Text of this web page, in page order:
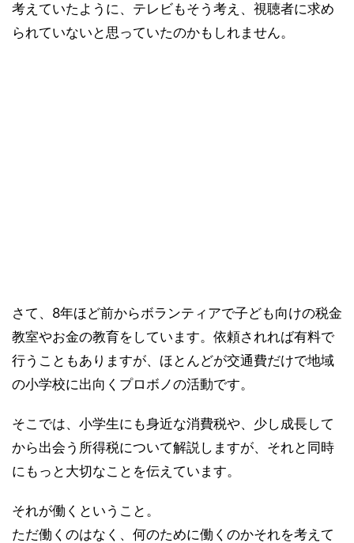
考えていたように、テレビもそう考え、視聴者に求め
られていないと思っていたのかもしれません。
さて、8年ほど前からボランティアで子ども向けの税金
教室やお金の教育をしています。依頼されれば有料で
行うこともありますが、ほとんどが交通費だけで地域
の小学校に出向くプロボノの活動です。
そこでは、小学生にも身近な消費税や、少し成長して
から出会う所得税について解説しますが、それと同時
にもっと大切なことを伝えています。
それが働くということ。
ただ働くのはなく、何のために働くのかそれを考えて